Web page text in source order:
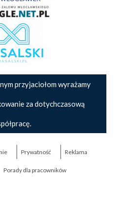
przyjaciołom wyrażamy
za dotychczasową
Prywatność Reklama
Porady dla pracowników